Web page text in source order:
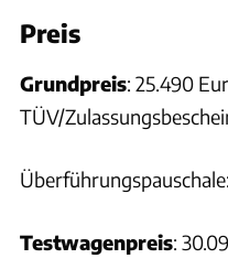
Preis
Grundpreis: 25.490
TÜV/
Testwagenpreis: